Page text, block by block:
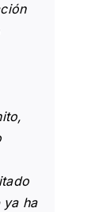
ya ha